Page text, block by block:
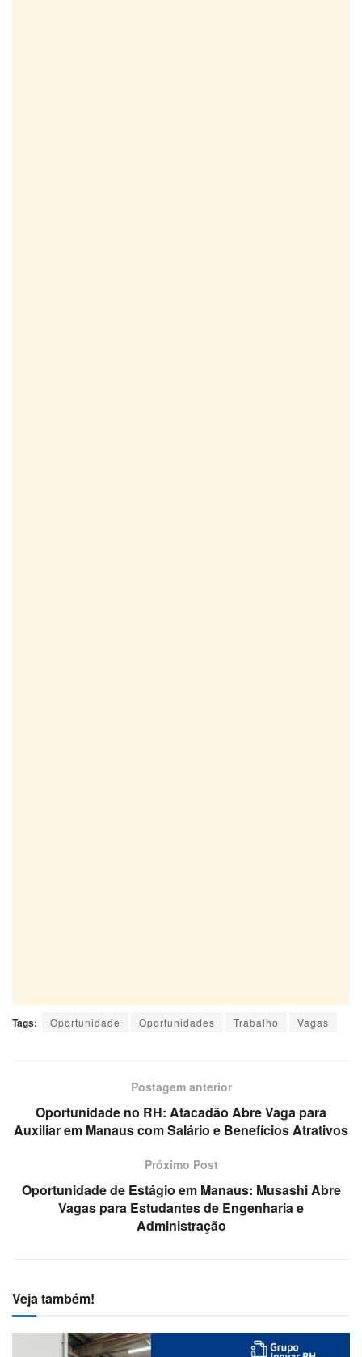
Tags: Oportunidade Oportunidades Trabalho Vagas
Postagem anterior
Oportunidade no RH: Atacadão Abre Vaga para
Auxiliar em Manaus com Salário e Benefícios Atrativos
Próximo Post
Oportunidade de Estágio em Manaus: Musashi Abre
Vagas para Estudantes de Engenharia e
Administração
Veja também!